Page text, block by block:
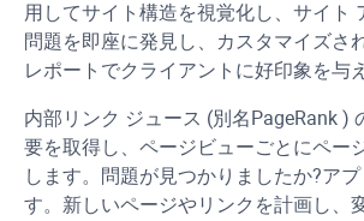
用してサイト構造を視覚化し、サイト
問題を即座に発見し、カスタマイズさ
レポートでクライアントに好印象を与
内部リンク ジュース (別名 PageRank )
要を取得し、ページビューごとにペー
します。問題が見つかりましたか?ア
す。新しいページやリンクを計画し、